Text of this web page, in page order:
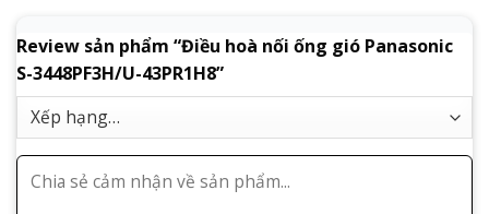
Review sản phẩm “Điều hoà nối ống gió Panasonic
S-3448PF3H/U-43PR1H8”